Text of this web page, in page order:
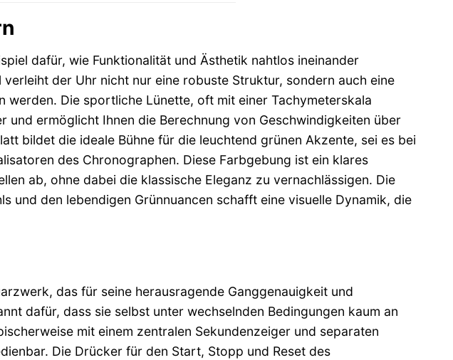
dafür, wie Funktionalität und Ästhetik nahtlos ineinander
der Uhr nicht nur eine robuste Struktur, sondern auch eine
werden. Die sportliche Lünette, oft mit einer Tachymeterskala
ermöglicht Ihnen die Berechnung von Geschwindigkeiten über
bildet die ideale Bühne für die leuchtend grünen Akzente, sei es bei
des Chronographen. Diese Farbgebung ist ein klares
ab, ohne dabei die klassische Eleganz zu vernachlässigen. Die
und den lebendigen Grünnuancen schafft eine visuelle Dynamik, die
das für seine herausragende Ganggenauigkeit und
dafür, dass sie selbst unter wechselnden Bedingungen kaum an
mit einem zentralen Sekundenzeiger und separaten
Die Drücker für den Start, Stopp und Reset des